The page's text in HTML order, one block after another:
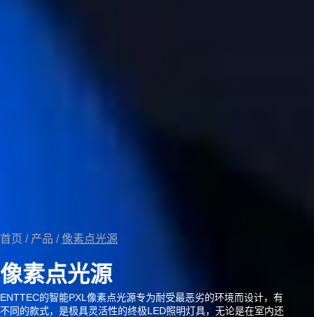
首页 / 产品 /像素点光源
像素点光源
ENTTEC的智能PXL像素点光源专为耐受最恶劣的环境而设计，有
不同的款式，是极具灵活性的终极LED照明灯具，无论是在室内还